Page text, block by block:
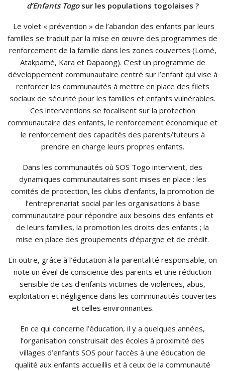
d’Enfants Togosur les populations togolaises ?
Le volet « prévention » de l’abandon des enfants par leurs
familles se traduit par la mise en œuvre des programmes de
renforcement de la famille dans les zones couvertes (Lomé,
Atakpamé, Kara et Dapaong). C’est un programme de
développement communautaire centré sur l’enfant qui vise à
renforcer les communautés à mettre en place des filets
sociaux de sécurité pour les familles et enfants vulnérables.
Ces interventions se focalisent sur la protection
communautaire des enfants, le renforcement économique et
le renforcement des capacités des parents/tuteurs à
prendre en charge leurs propres enfants.
Dans les communautés où SOS Togo intervient, des
dynamiques communautaires sont mises en place : les
comités de protection, les clubs d’enfants, la promotion de
l’entreprenariat social par les organisations à base
communautaire pour répondre aux besoins des enfants et
de leurs familles, la promotion les droits des enfants ; la
mise en place des groupements d’épargne et de crédit.
En outre, grâce à l’éducation à la parentalité responsable, on
note un éveil de conscience des parents et une réduction
sensible de cas d’enfants victimes de violences, abus,
exploitation et négligence dans les communautés couvertes
et celles environnantes.
En ce qui concerne l’éducation, il y a quelques années,
l’organisation construisait des écoles à proximité des
villages d’enfants SOS pour l’accès à une éducation de
qualité aux enfants accueillis et à ceux de la communauté